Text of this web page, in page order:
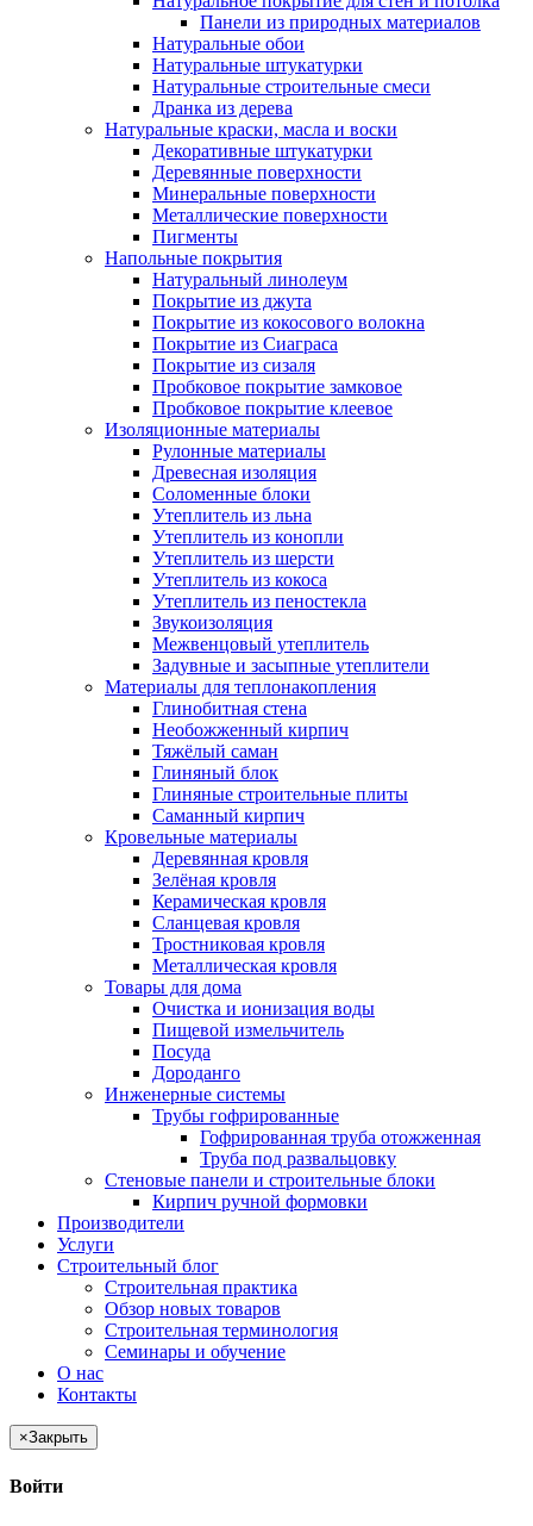
Панели из природных материалов
Натуральные обои
Натуральные штукатурки
Натуральные строительные смеси
Дранка из дерева
Натуральные краски, масла и воски
Декоративные штукатурки
Деревянные поверхности
Минеральные поверхности
Металлические поверхности
Пигменты
Напольные покрытия
Натуральный линолеум
Покрытие из джута
Покрытие из кокосового волокна
Покрытие из Сиаграса
Покрытие из сизаля
Пробковое покрытие замковое
Пробковое покрытие клеевое
Изоляционные материалы
Рулонные материалы
Древесная изоляция
Соломенные блоки
Утеплитель из льна
Утеплитель из конопли
Утеплитель из шерсти
Утеплитель из кокоса
Утеплитель из пеностекла
Звукоизоляция
Межвенцовый утеплитель
Задувные и засыпные утеплители
Материалы для теплонакопления
Глинобитная стена
Необожженный кирпич
Тяжёлый саман
Глиняный блок
Глиняные строительные плиты
Саманный кирпич
Кровельные материалы
Деревянная кровля
Зелёная кровля
Керамическая кровля
Сланцевая кровля
Тростниковая кровля
Металлическая кровля
Товары для дома
Очистка и ионизация воды
Пищевой измельчитель
Посуда
Дороданго
Инженерные системы
Трубы гофрированные
Гофрированная труба отожженная
Труба под развальцовку
Стеновые панели и строительные блоки
Кирпич ручной формовки
Производители
Услуги
Строительный блог
Строительная практика
Обзор новых товаров
Строительная терминология
Семинары и обучение
О нас
Контакты
×Закрыть
Войти